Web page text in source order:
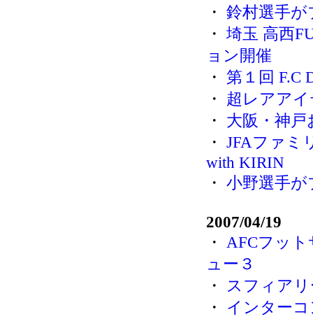
・ 鈴村選手
・ 埼玉 高西
ョン開催
・ 第１回 F.C
・ 超レアア
・ 大阪・神戸
・ JFAファミ
with KIRIN
・ 小野選手
2007/04/19
・ AFCフッ
ュー３
・
スフィア
・ インター